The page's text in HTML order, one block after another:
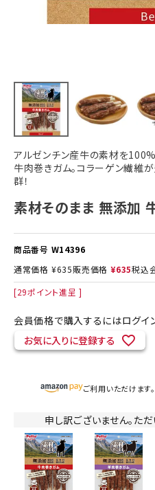
アルゼンチン産牛の素材を
牛肉巻きガム。コラーゲン繊維
群！
素材そのまま 無添加
商品番号 W14396
通常価格 ¥635販売価格 ¥635税込
[29ポイント進呈 ]
会員価格で購入するにはログイ
お気に入りに登録する
ご利用いただけます。
申し訳ございません。た